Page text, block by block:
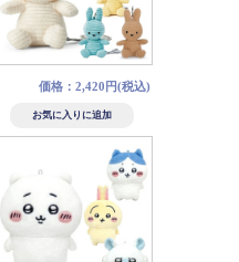
価格：2,420円(税込)